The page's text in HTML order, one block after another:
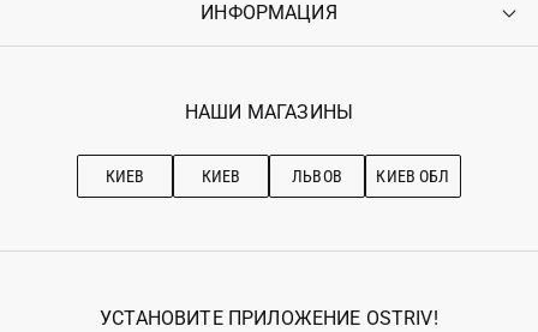
Возврат
Гарантия
Войти
Ostriv Club+
ИНФОРМАЦИЯ
Наши магазини
Рекомендации по уходу
НАШИ МАГАЗИНЫ
КИЕВ КИЕВ ЛЬВОВ КИЕВ ОБЛ
УСТАНОВИТЕ ПРИЛОЖЕНИЕ OSTRIV!